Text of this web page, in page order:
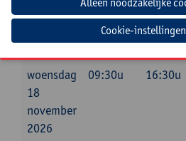
Geen chromebook!
Datum
Beginuur Einduur
woensdag
18
november
2026
09:30u 16:30u
Cookie-instellingen